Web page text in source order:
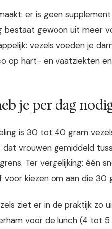
er is geen
bestaat gewoon uit meer
vezels voeden je
op hart- en vaatziekten en
je per dag
is 30 tot 40 gram
vrouwen gemiddeld
Ter vergelijking: één
kiezen om aan die 30
ziet er in de praktijk zo
voor de lunch (4 tot